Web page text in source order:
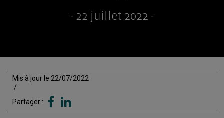
- 22 juillet 2022 -
Mis à jour le 22/07/2022
/
Partager :